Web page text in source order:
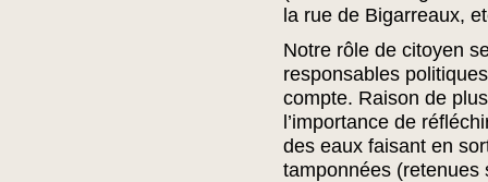
la rue de Bigarreaux,
Notre rôle de citoyen
responsables
compte. Raison de
l’importance de
des eaux faisant en
tamponnées (retenues